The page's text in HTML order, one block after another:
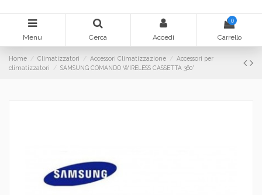
Menu Cerca Accedi
0
Carrello
Home Climatizzatori Accessori Climatizzazione
Accessori per
climatizzatori
SAMSUNG COMANDO WIRELESS CASSETTA 360°